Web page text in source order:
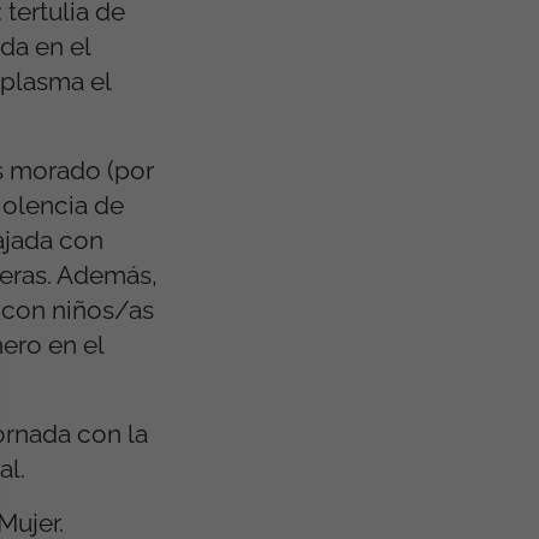
tertulia de
en el
el
morado (por
de
con
Además,
niños/as
en el
con la